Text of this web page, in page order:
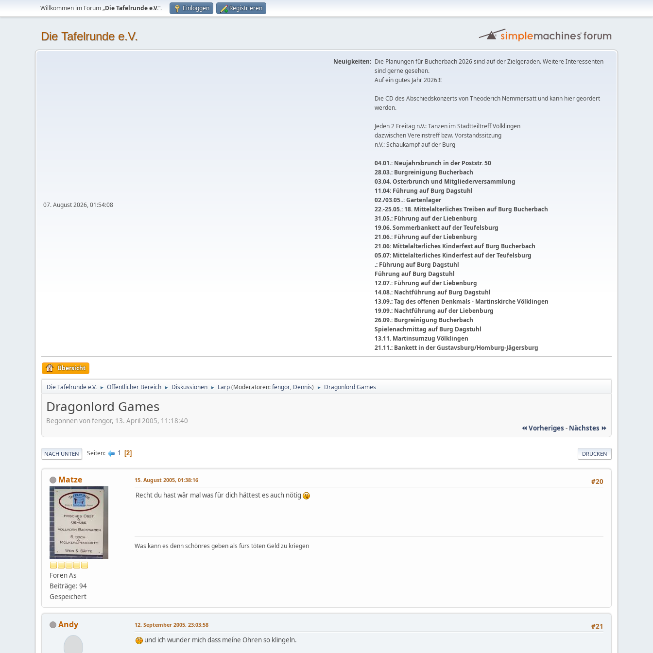
Willkommen im Forum „Die Tafelrunde e.V.“. Einloggen Registrieren
Die Tafelrunde e.V.
07. August 2026, 01:54:08
Neuigkeiten: Die Planungen für Bucherbach 2026 sind auf der Zielgeraden. Weitere Interessenten
sind gerne gesehen.
Auf ein gutes Jahr 2026!!!
Die CD des Abschiedskonzerts von Theoderich Nemmersatt und kann hier geordert
werden.
Jeden 2 Freitag n.V.: Tanzen im Stadtteiltreff Völklingen
dazwischen Vereinstreff bzw. Vorstandssitzung
n.V.: Schaukampf auf der Burg
04.01.: Neujahrsbrunch in der Poststr. 50
28.03.: Burgreinigung Bucherbach
03.04. Osterbrunch und Mitgliederversammlung
11.04: Führung auf Burg Dagstuhl
02./03.05..: Gartenlager
22.-25.05.: 18. Mittelalterliches Treiben auf Burg Bucherbach
31.05.: Führung auf der Liebenburg
19.06. Sommerbankett auf der Teufelsburg
21.06.: Führung auf der Liebenburg
21.06: Mittelalterliches Kinderfest auf Burg Bucherbach
05.07: Mittelalterliches Kinderfest auf der Teufelsburg
.: Führung auf Burg Dagstuhl
Führung auf Burg Dagstuhl
12.07.: Führung auf der Liebenburg
14.08.: Nachtführung auf Burg Dagstuhl
13.09.: Tag des offenen Denkmals - Martinskirche Völklingen
19.09.: Nachtführung auf der Liebenburg
26.09.: Burgreinigung Bucherbach
Spielenachmittag auf Burg Dagstuhl
13.11. Martinsumzug Völklingen
21.11.: Bankett in der Gustavsburg/Homburg-Jägersburg
Übersicht
Die Tafelrunde e.V. ► Öffentlicher Bereich ► Diskussionen ► Larp(Moderatoren:fengor, Dennis) ► Dragonlord Games
Dragonlord Games
Begonnen von fengor, 13. April 2005, 11:18:40
⏪ Vorheriges - Nächstes ⏩
DRUCKEN
NACH UNTEN Seiten 1 2
Matze
Foren As
Beiträge: 94
Gespeichert
#20
15. August 2005, 01:38:16
Recht du hast wär mal was für dich hättest es auch nötig
Was kann es denn schönres geben als fürs töten Geld zu kriegen
Andy #21
12. September 2005, 23:03:58
und ich wunder mich dass meíne Ohren so klingeln.